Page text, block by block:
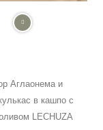
Аглаонема и
в кашпо с
LECHUZA